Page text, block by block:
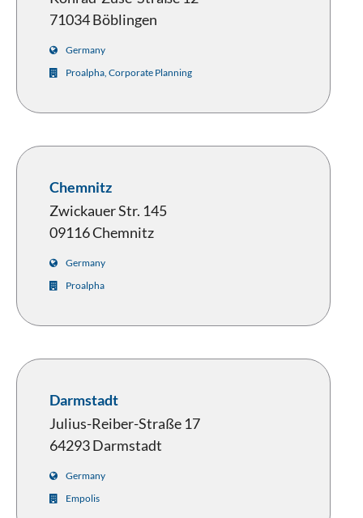
71034 Böblingen
Germany
Proalpha, Corporate Planning
Chemnitz
Zwickauer Str. 145
09116 Chemnitz
Germany
Proalpha
Darmstadt
Julius-Reiber-Straße 17
64293 Darmstadt
Germany
Empolis